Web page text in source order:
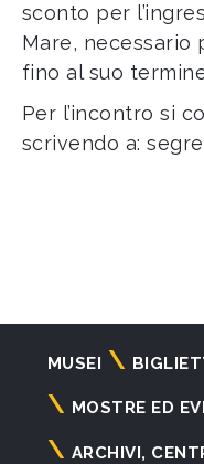
sconto per
Mare, necessario
fino al suo
Per l’incontro si
scrivendo a:
principale
MUSEI
MOSTRE ED
ARCHIVI,